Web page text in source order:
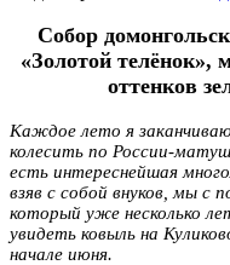
Собор
«Золотой
оттенков
Каждое лето я
колесить по России-
есть интереснейшая
взяв с собой внуков, мы с
который уже несколько
увидеть ковыль на
начале июня.